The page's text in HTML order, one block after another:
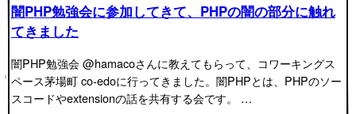
闇PHP勉強会に参加してきて、PHPの闇の部分に触れ
てきました
闇PHP勉強会 @hamacoさんに教えてもらって、コワーキングス
ペース茅場町 co-edoに行ってきました。闇PHPとは、PHPのソー
スコードやextensionの話を共有する会です。 …